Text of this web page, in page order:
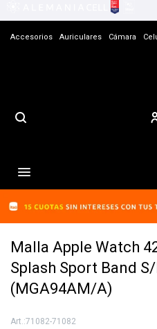
Accesorios Auriculares Cámara

Malla Apple Watch
Splash Sport Band
(MGA94AM/A)
71082-71082